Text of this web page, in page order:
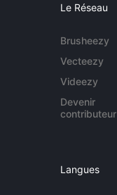
Le Réseau
Brusheezy
Vecteezy
Videezy
Devenir
contributeur
Langues